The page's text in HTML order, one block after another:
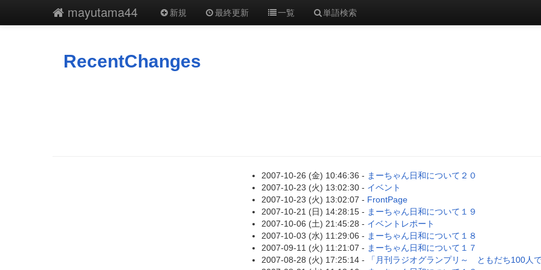
mayutama44 新規 最終更新 一覧 単語検索
RecentChanges
2007-10-26 (金) 10:46:36 - まーちゃん日和について２０
2007-10-23 (火) 13:02:30 - イベント
2007-10-23 (火) 13:02:07 - FrontPage
2007-10-21 (日) 14:28:15 - まーちゃん日和について１９
2007-10-06 (土) 21:45:28 - イベントレポート
2007-10-03 (水) 11:29:06 - まーちゃん日和について１８
2007-09-11 (火) 11:21:07 - まーちゃん日和について１７
2007-08-28 (火) 17:25:14 -
「月刊ラジオグランプリ～ ともだち100人で